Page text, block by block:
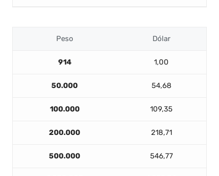
Peso Dólar
914 1,00
50.000 54,68
100.000 109,35
200.000 218,71
500.000 546,77